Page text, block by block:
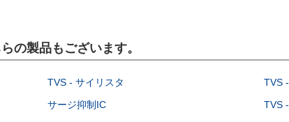
の製品もございます。
TVS - サイリスタ TVS
サージ抑制IC TVS